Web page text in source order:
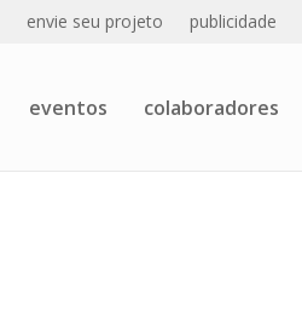
envie seu projeto publicidade
eventos colaboradores